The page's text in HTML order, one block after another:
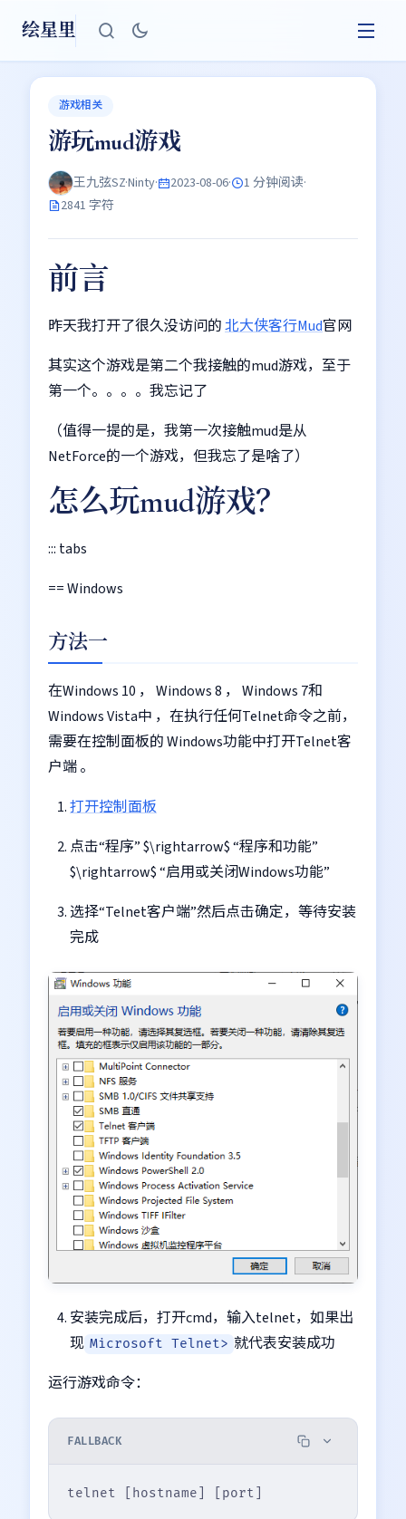
绘星里
游戏相关
游玩mud游戏
王九弦SZ·Ninty· 2023-08-06· 1 分钟阅读·
2841 字符
前言
昨天我打开了很久没访问的北大侠客行Mud官网
其实这个游戏是第二个我接触的mud游戏，至于
第一个。。。。我忘记了
（值得一提的是，我第一次接触mud是从
NetForce的一个游戏，但我忘了是啥了）
怎么玩mud游戏？
::: tabs
== Windows
方法一
在Windows 10 ， Windows 8 ， Windows 7和
Windows Vista中 ，在执行任何Telnet命令之前，
需要在控制面板的 Windows功能中打开Telnet客
户端 。
打开控制面板
点击“程序” $\rightarrow$ “程序和功能”
$\rightarrow$ “启用或关闭Windows功能”
选择“Telnet客户端”然后点击确定，等待安装
完成
安装完成后，打开cmd，输入telnet，如果出
现 Microsoft Telnet> 就代表安装成功
运行游戏命令：
FALLBACK